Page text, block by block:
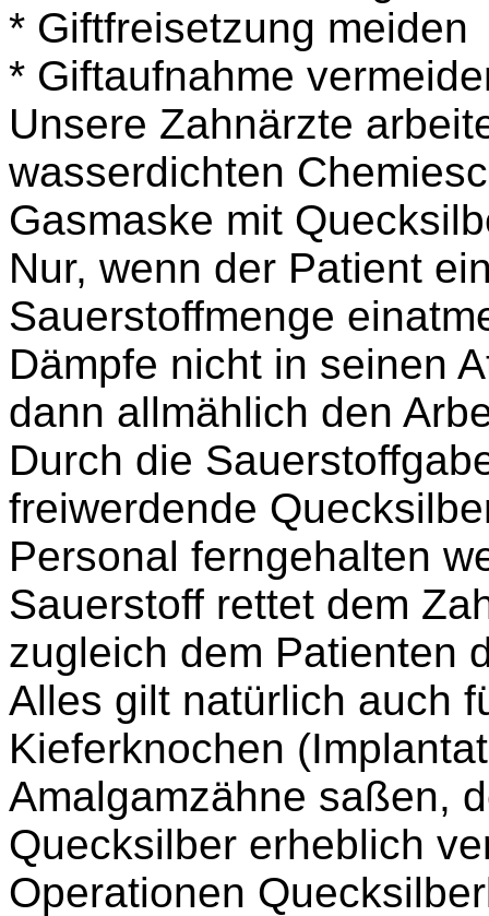
* Giftfreisetzung meiden
* Giftaufnahme
Unsere Zahnärzte
wasserdichten
Gasmaske mit
Nur, wenn der Patient
Sauerstoffmenge
Dämpfe nicht in seinen
dann allmählich den
Durch die
freiwerdende
Personal ferngehalten
Sauerstoff rettet dem
zugleich dem Patienten
Alles gilt natürlich auch
Kieferknochen
Amalgamzähne saßen,
Quecksilber erheblich
Operationen